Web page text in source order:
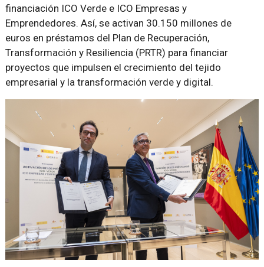
financiación ICO Verde e ICO Empresas y
Emprendedores. Así, se activan 30.150 millones de
euros en préstamos del Plan de Recuperación,
Transformación y Resiliencia (PRTR) para financiar
proyectos que impulsen el crecimiento del tejido
empresarial y la transformación verde y digital.